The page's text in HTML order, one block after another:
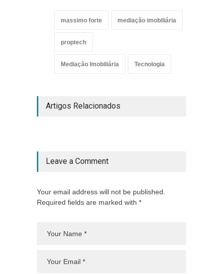
massimo forte mediação imobiliária
proptech
Mediação Imobiliária Tecnologia
Artigos Relacionados
Leave a Comment
Your email address will not be published.
Required fields are marked with *